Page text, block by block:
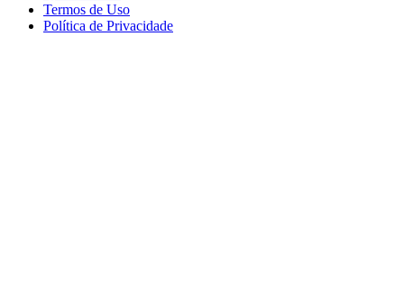
Termos de Uso
Política de Privacidade